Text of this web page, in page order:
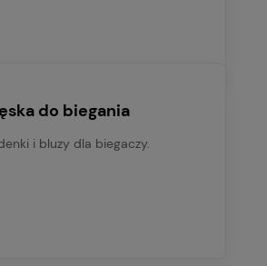
do biegania
i bluzy dla biegaczy.